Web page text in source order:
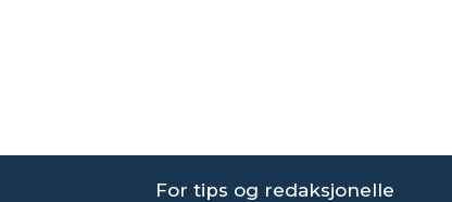
For tips og redaksjonelle